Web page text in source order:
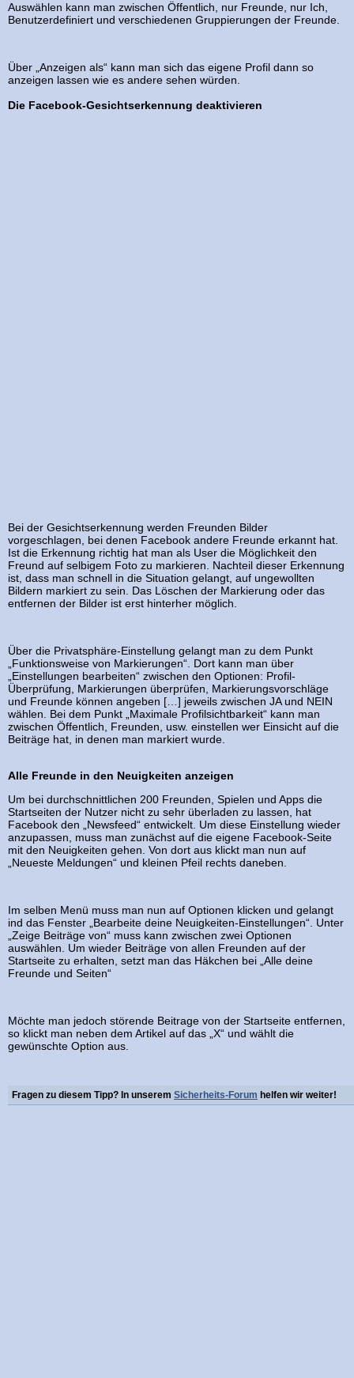
Auswählen kann man zwischen Öffentlich, nur Freunde, nur Ich,
Benutzerdefiniert und verschiedenen Gruppierungen der Freunde.
Über „Anzeigen als“ kann man sich das eigene Profil dann so
anzeigen lassen wie es andere sehen würden.
Die Facebook-Gesichtserkennung deaktivieren
Bei der Gesichtserkennung werden Freunden Bilder
vorgeschlagen, bei denen Facebook andere Freunde erkannt hat.
Ist die Erkennung richtig hat man als User die Möglichkeit den
Freund auf selbigem Foto zu markieren. Nachteil dieser Erkennung
ist, dass man schnell in die Situation gelangt, auf ungewollten
Bildern markiert zu sein. Das Löschen der Markierung oder das
entfernen der Bilder ist erst hinterher möglich.
Über die Privatsphäre-Einstellung gelangt man zu dem Punkt
„Funktionsweise von Markierungen“. Dort kann man über
„Einstellungen bearbeiten“ zwischen den Optionen: Profil-
Überprüfung, Markierungen überprüfen, Markierungsvorschläge
und Freunde können angeben […] jeweils zwischen JA und NEIN
wählen. Bei dem Punkt „Maximale Profilsichtbarkeit“ kann man
zwischen Öffentlich, Freunden, usw. einstellen wer Einsicht auf die
Beiträge hat, in denen man markiert wurde.
Alle Freunde in den Neuigkeiten anzeigen
Um bei durchschnittlichen 200 Freunden, Spielen und Apps die
Startseiten der Nutzer nicht zu sehr überladen zu lassen, hat
Facebook den „Newsfeed“ entwickelt. Um diese Einstellung wieder
anzupassen, muss man zunächst auf die eigene Facebook-Seite
mit den Neuigkeiten gehen. Von dort aus klickt man nun auf
„Neueste Meldungen“ und kleinen Pfeil rechts daneben.
Im selben Menü muss man nun auf Optionen klicken und gelangt
ind das Fenster „Bearbeite deine Neuigkeiten-Einstellungen“. Unter
„Zeige Beiträge von“ muss kann zwischen zwei Optionen
auswählen. Um wieder Beiträge von allen Freunden auf der
Startseite zu erhalten, setzt man das Häkchen bei „Alle deine
Freunde und Seiten“
Möchte man jedoch störende Beitrage von der Startseite entfernen,
so klickt man neben dem Artikel auf das „X“ und wählt die
gewünschte Option aus.
Fragen zu diesem Tipp? In unserem Sicherheits-Forum helfen wir weiter!